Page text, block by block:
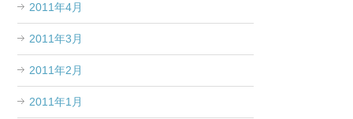
2011年4月
2011年3月
2011年2月
2011年1月